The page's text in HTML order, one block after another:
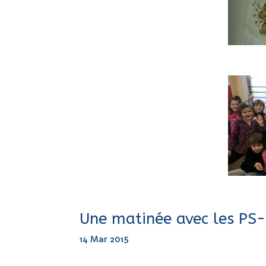
Une matinée avec les
14 Mar 2015